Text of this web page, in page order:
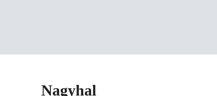
Nagyhal